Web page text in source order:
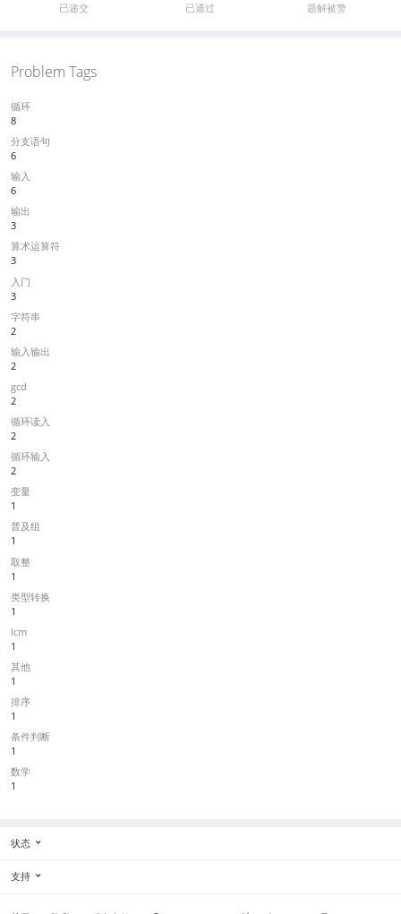
已递交 已通过 题解被赞
Problem Tags
循环
8
分支语句
6
输入
6
输出
3
算术运算符
3
入门
3
字符串
2
输入输出
2
gcd
2
循环读入
2
循环输入
2
变量
1
普及组
1
取整
1
类型转换
1
lcm
1
其他
1
排序
1
条件判断
1
数学
1
状态
支持